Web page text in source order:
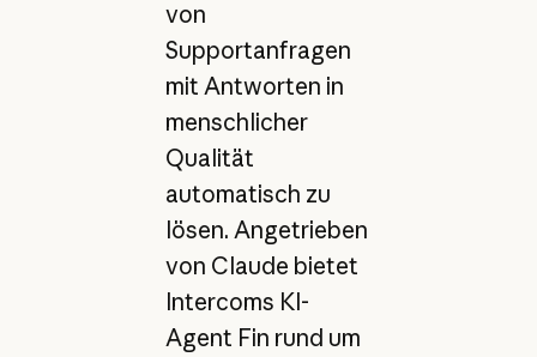
von
Supportanfragen
mit Antworten in
menschlicher
Qualität
automatisch zu
lösen. Angetrieben
von Claude bietet
Intercoms KI-
Agent Fin rund um